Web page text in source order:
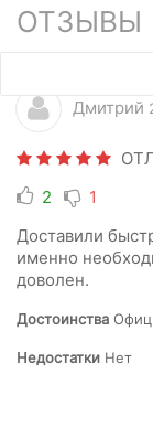
ОТЗЫВЫ
Дмитрий
2
1
Доставили
именно
доволен.
Достоинства
Недостатки Нет